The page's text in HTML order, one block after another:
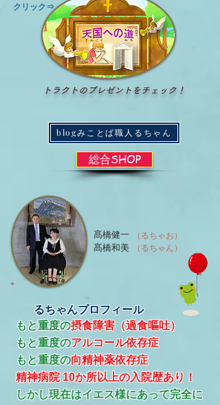
​クリック⇒
トラクトのプレゼントをチェック！
blogみことば職人るちゃん
総合SHOP
（るちゃお）
（るちゃん）
髙橋健一
髙橋和美
るちゃんプロフィール
もと重度の摂食障害（過食嘔吐）
もと重度のアルコール依存症
​もと重度の向精神薬依存症
精神病院 10か所以上の入院歴あり！
​しかし現在はイエス様にあって完全に